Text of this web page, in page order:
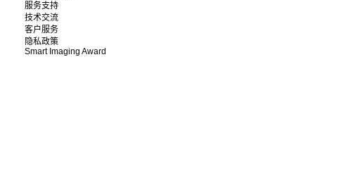
服务支持
技术交流
客户服务
隐私政策
Smart Imaging Award